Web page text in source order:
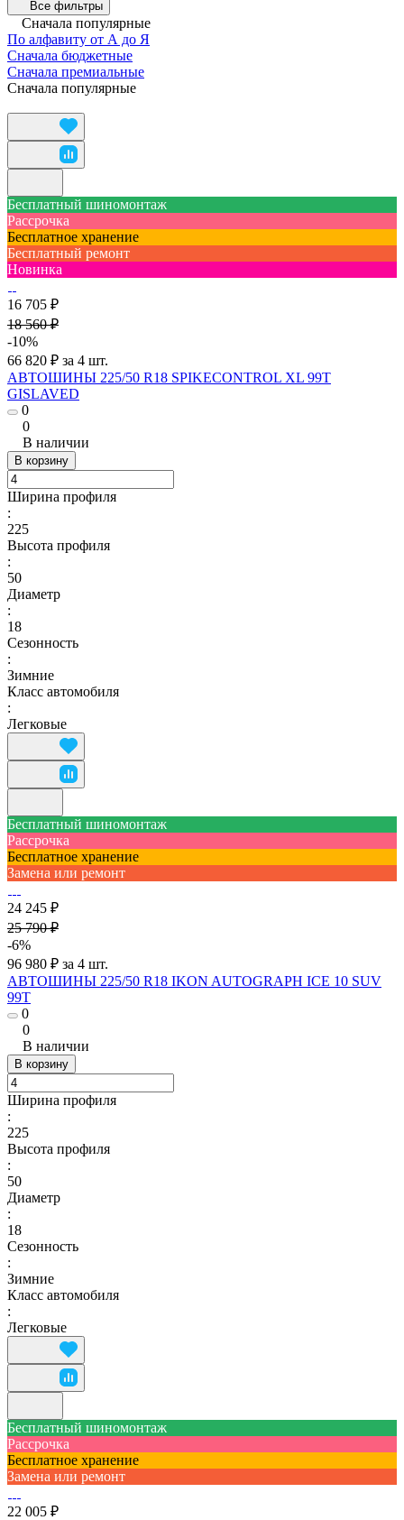
Все фильтры
Сначала популярные
По алфавиту от А до Я
Сначала бюджетные
Сначала премиальные
Сначала популярные
Бесплатный шиномонтаж
Рассрочка
Бесплатное хранение
Бесплатный ремонт
Новинка
16 705 ₽
18 560 ₽
-10%
66 820 ₽ за 4 шт.
АВТОШИНЫ 225/50 R18 SPIKECONTROL XL 99T
GISLAVED
0
0
В наличии
В корзину
Ширина профиля
:
225
Высота профиля
:
50
Диаметр
:
18
Сезонность
:
Зимние
Класс автомобиля
:
Легковые
Бесплатный шиномонтаж
Рассрочка
Бесплатное хранение
Замена или ремонт
24 245 ₽
25 790 ₽
-6%
96 980 ₽ за 4 шт.
АВТОШИНЫ 225/50 R18 IKON AUTOGRAPH ICE 10 SUV
99T
0
0
В наличии
В корзину
Ширина профиля
:
225
Высота профиля
:
50
Диаметр
:
18
Сезонность
:
Зимние
Класс автомобиля
:
Легковые
Бесплатный шиномонтаж
Рассрочка
Бесплатное хранение
Замена или ремонт
22 005 ₽